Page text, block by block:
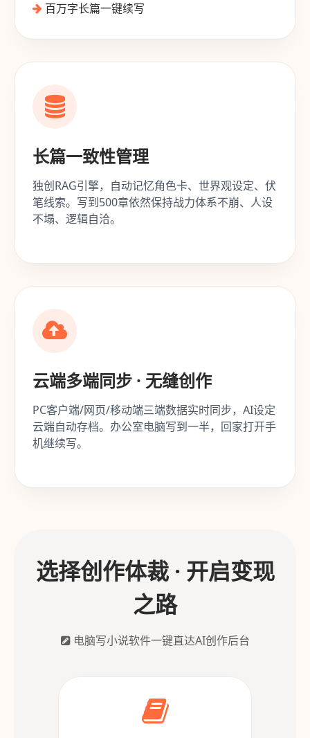
百万字长篇一键续写
长篇一致性管理
独创RAG引擎，自动记忆角色卡、世界观设定、伏
笔线索。写到500章依然保持战力体系不崩、人设
不塌、逻辑自洽。
云端多端同步 · 无缝创作
PC客户端/网页/移动端三端数据实时同步，AI设定
云端自动存档。办公室电脑写到一半，回家打开手
机继续写。
选择创作体裁 · 开启变现
之路
电脑写小说软件一键直达AI创作后台